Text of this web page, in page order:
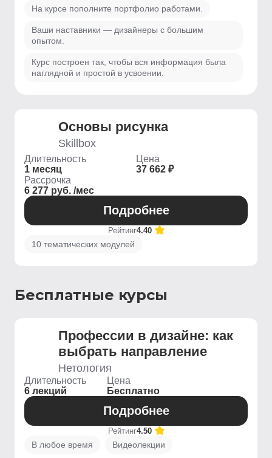
На курсе пополните портфолио работами.
Ваши наставники — дизайнеры с большим
опытом.
Курс построен так, чтобы вся информация была
наглядной и простой в усвоении.
Основы рисунка
Skillbox
Длительность
1 месяц
Цена
37 662 ₽
Рассрочка
6 277 руб. /мес
Подробнее
Рейтинг4.40
10 тематических модулей
Бесплатные курсы
Профессии в дизайне: как
выбрать направление
Нетология
Длительность
6 лекций
Цена
Бесплатно
Подробнее
Рейтинг4.50
В любое время Видеолекции